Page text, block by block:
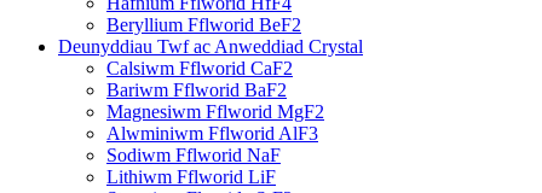
Beryllium Fflworid BeF2
Deunyddiau Twf ac Anweddiad Crystal
Calsiwm Fflworid CaF2
Bariwm Fflworid BaF2
Magnesiwm Fflworid MgF2
Alwminiwm Fflworid AlF3
Sodiwm Fflworid NaF
Lithiwm Fflworid LiF